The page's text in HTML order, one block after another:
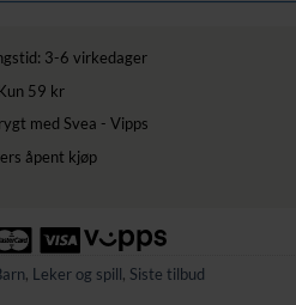
3-6 virkedager
59 kr
med Svea - Vipps
åpent kjøp
, Leker og spill, Siste tilbud